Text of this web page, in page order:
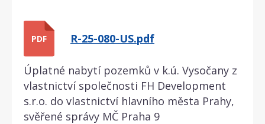
PDF R-25-080-US.pdf
Úplatné nabytí pozemků v k.ú. Vysočany z
vlastnictví společnosti FH Development
s.r.o. do vlastnictví hlavního města Prahy,
svěřené správy MČ Praha 9